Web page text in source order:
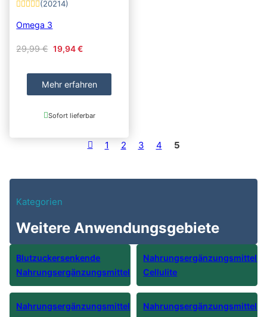
(20214)
Omega 3
29,99€ Original price was: 29,99 €.
19,94€Current price is: 19,94 €.
Mehr erfahren
Sofort lieferbar
1 2 3 4 5
Weitere Anwendungsgebiete
Kategorien
Blutzuckersenkende
Nahrungsergänzungsmittel
Nahrungsergänzungsmittel
Cellulite
Nahrungsergänzungsmittel
Nahrungsergänzungsmittel